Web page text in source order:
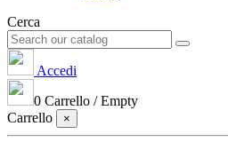
Cerca
Accedi
0 Carrello /Empty
Carrello
×